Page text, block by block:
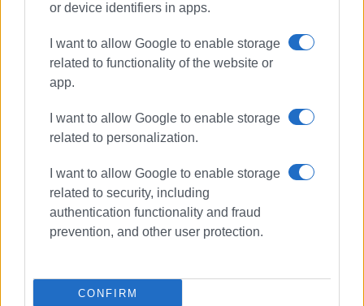
or device identifiers in apps.
I want to allow Google to enable storage
related to functionality of the website or
app.
I want to allow Google to enable storage
related to personalization.
I want to allow Google to enable storage
related to security, including
authentication functionality and fraud
prevention, and other user protection.
CONFIRM
- Αιχμές δοράτων, με ίχνη από την ξύλινη στειλέωση
του κονταριού
Πέρα όμως από αυτά, συγκεντρώθηκαν μεγάλες
μελετώνται και αναμένεται να δώσουν περισσότερα
στοιχεία.
Οι ανασκαφές θα συνεχιστούν για τρία ακόμα χρόνια.
Εμφανίσεις: 183